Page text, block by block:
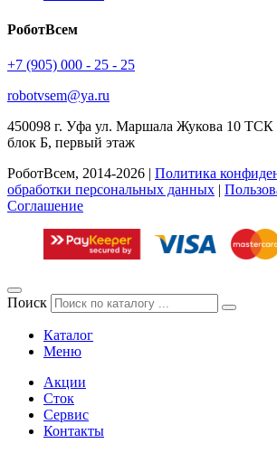
РоботВсем
+7 (905) 000 - 25 - 25
robotvsem@ya.ru
450098 г. Уфа ул. Маршала Жукова 10
блок Б, первый этаж
РоботВсем, 2014-2026 | Политика
обработки персональных данных |
Соглашение
Поиск
Каталог
Меню
Акции
Сток
Сервис
Контакты